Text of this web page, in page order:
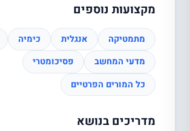
מקצועות נוספים
מתמטיקה אנגלית כימיה
מדעי המחשב
פסיכומטרי
כל המורים הפרטיים
מדריכים בנושא